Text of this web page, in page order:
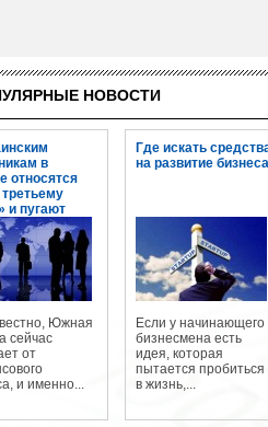
НОВОСТИ
в
относятся
третьему
и пугают
Южная
сейчас
от
и именно...
Где искать
на развитие бизнеса
Если у начинающего
бизнесмена есть
идея, которая
пытается пробиться
в жизнь,...